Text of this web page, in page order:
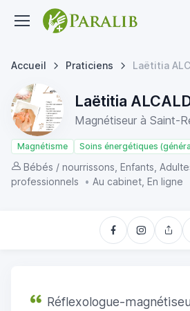
Accueil Praticiens Laëtitia
Laëtitia
Magnétiseur à Saint-
Magnétisme Soins énergétiques
Bébés / nourrissons, Enfants,
professionnels
• Au cabinet, En ligne
Réflexologue-